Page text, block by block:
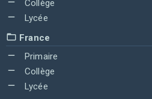
Collège
Lycée
France
Primaire
Collège
Lycée